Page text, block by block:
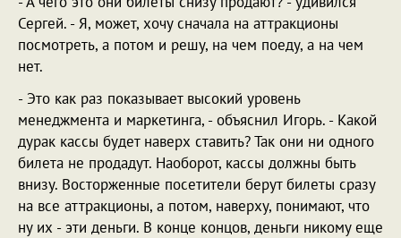
Сергей. - Я, может, хочу сначала на аттракционы
посмотреть, а потом и решу, на чем поеду, а на чем
нет.
- Это как раз показывает высокий уровень
менеджмента и маркетинга, - объяснил Игорь. - Какой
дурак кассы будет наверх ставить? Так они ни одного
билета не продадут. Наоборот, кассы должны быть
внизу. Восторженные посетители берут билеты сразу
на все аттракционы, а потом, наверху, понимают, что
ну их - эти деньги. В конце концов, деньги никому еще